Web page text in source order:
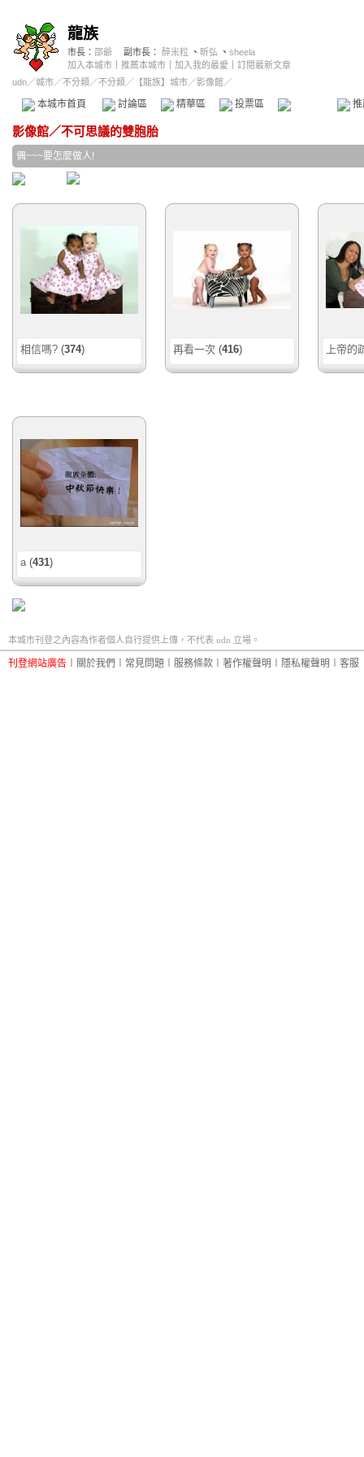
龍族
市長： 邵爺 副市長： 醉米粒 、 昕弘 、 sheela
加入本城市
推薦本城市 加入我的最愛
訂閱最新文章
udn／城市／不分類 ／不分類 ／ 【龍族】城市／影像館／
本城市首頁 討論區 精華區 投票區 影像館
影像館／不可思議的雙胞胎
偶~~~要怎麼做人!
相信嗎? (374) 再看一次 (416) 上帝的
a(431)
本城市刊登之內容為作者個人自行提供上傳，不代表 udn 立場。
刊登網站廣告 關於我們 常見問題 服務條款 著作權聲明 隱私權聲明 客服